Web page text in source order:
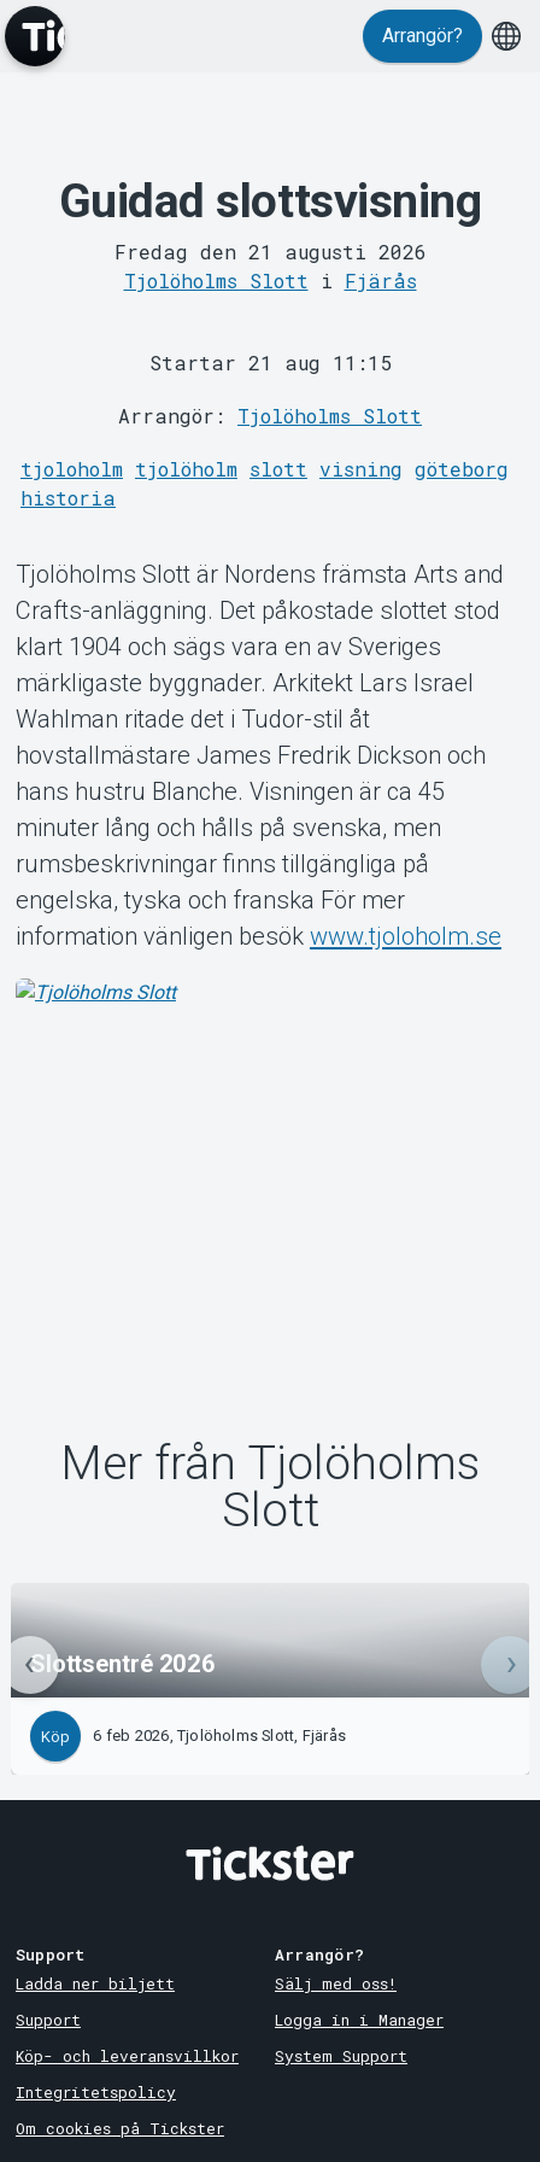
MyTickster
Support
Om Tickster
Arrangör?
Guidad slottsvisning
Fredag den 21 augusti 2026
Tjolöholms Slott i Fjärås
Startar 21 aug 11:15
Arrangör: Tjolöholms Slott
tjoloholm tjolöholm slott visning göteborg
historia
Tjolöholms Slott är Nordens främsta Arts and
Crafts-anläggning. Det påkostade slottet stod
klart 1904 och sägs vara en av Sveriges
märkligaste byggnader. Arkitekt Lars Israel
Wahlman ritade det i Tudor-stil åt
hovstallmästare James Fredrik Dickson och
hans hustru Blanche. Visningen är ca 45
minuter lång och hålls på svenska, men
rumsbeskrivningar finns tillgängliga på
engelska, tyska och franska För mer
information vänligen besök www.tjoloholm.se
Mer från Tjolöholms
Slott
Slottsentré 2026
Köp 6 feb 2026, Tjolöholms Slott, Fjärås
Support
Ladda ner biljett
Support
Köp- och leveransvillkor
Integritetspolicy
Om cookies på Tickster
Arrangör?
Sälj med oss!
Logga in i Manager
System Support